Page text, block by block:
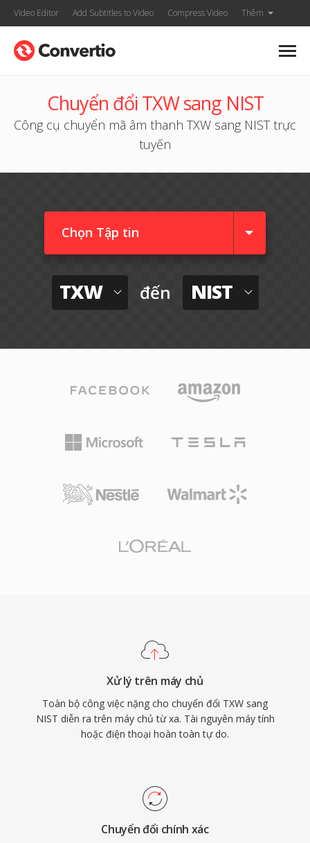
Video Editor Add Subtitles to Video Compress Video Thêm
Chuyển đổi TXW sang NIST
Công cụ chuyển mã âm thanh TXW sang NIST trực
tuyến
Chọn Tập tin
TXW đến NIST
Xử lý trên máy chủ
Toàn bộ công việc nặng cho chuyển đổi TXW sang
NIST diễn ra trên máy chủ từ xa. Tài nguyên máy tính
hoặc điện thoại hoàn toàn tự do.
Chuyển đổi chính xác